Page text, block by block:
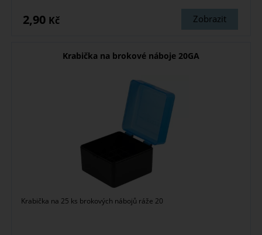
Zobrazit
2,90 Kč
Krabička na brokové náboje 20GA
Krabička na 25 ks brokových nábojů ráže 20